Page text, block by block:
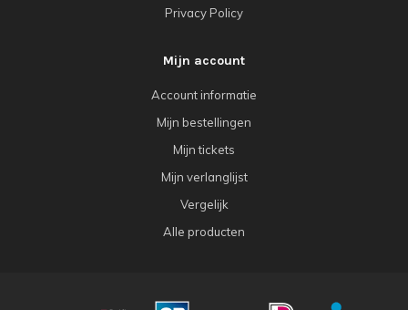
Privacy Policy
Mijn account
Account informatie
Mijn bestellingen
Mijn tickets
Mijn verlanglijst
Vergelijk
Alle producten